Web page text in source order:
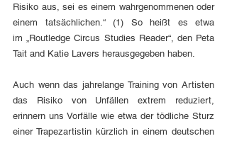
Risiko aus, sei es einem wahrgenommenen oder
einem tatsächlichen.“ (1) So heißt es etwa
im „Routledge Circus Studies Reader“, den Peta
Tait and Katie Lavers herausgegeben haben.
Auch wenn das jahrelange Training von Artisten
das Risiko von Unfällen extrem reduziert,
erinnern uns Vorfälle wie etwa der tödliche Sturz
einer Trapezartistin kürzlich in einem deutschen